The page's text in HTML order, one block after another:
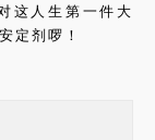
这人生第一件大
定剂啰！